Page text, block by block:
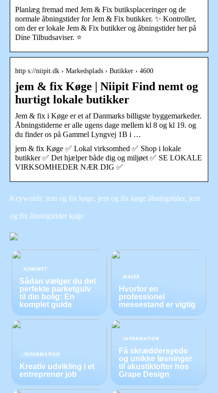
Planlæg fremad med Jem & Fix butiksplaceringer og de
normale åbningstider for Jem & Fix butikker. ✨ Kontroller,
om der er lokale Jem & Fix butikker og åbningstider her på
Dine Tilbudsaviser. ⭐
http s://niipit.dk › Markedsplads › Butikker › 4600
jem & fix Køge | Niipit Find nemt og
hurtigt lokale butikker
Jem & fix i Køge er et af Danmarks billigste byggemarkeder.
Åbningstiderne er alle ugens dage mellem kl 8 og kl 19. og
du finder os på Gammel Lyngvej 1B i …
jem & fix Køge ✅ Lokal virksomhed ✅ Shop i lokale
butikker ✅ Det hjælper både dig og miljøet ✅ SE LOKALE
VIRKSOMHEDER NÆR DIG ✅
Keywords: jem og fix køge, jem og fix køge åbningstider, jem
og fix åbningstider køge
HJEMMET
Sådan vælger du det
perfekte parketgulv
til din bolig: En
komplet guide
MALER
Hvorfor en
professionel
messestand er vigtig
INFORMATION
Kreativ udvikling i et
entreprenør job
INFORMATION
Få skræddersyede
og unikke løsninger
til akustiklofter hos
Grape Design